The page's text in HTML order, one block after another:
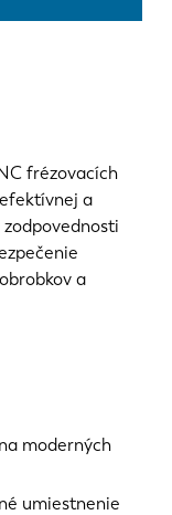
frézovacích
a
a
moderných
umiestnenie